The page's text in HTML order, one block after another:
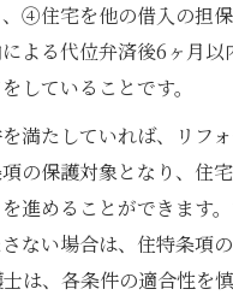
④住宅を他の借入の担
よる代位弁済後6ヶ月以
していることです。
満たしていれば、リフ
の保護対象となり、住
進めることができます
ない場合は、住特条項
は、各条件の適合性を